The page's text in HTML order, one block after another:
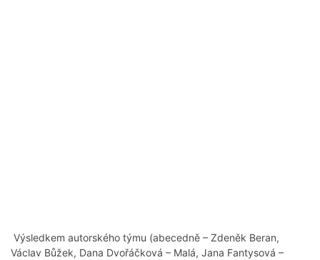
Výsledkem autorského týmu (abecedně – Zdeněk Beran,
Václav Bůžek, Dana Dvořáčková – Malá, Jana Fantysová –